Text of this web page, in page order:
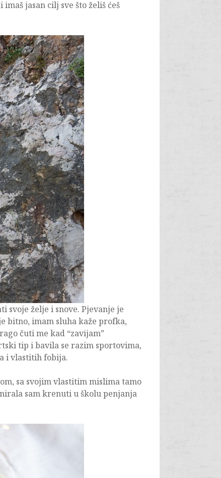
jasan cilj sve što želiš ćeš
želje i snove. Pjevanje je
bitno, imam sluha kaže profka,
čuti me kad “zavijam”
tip i bavila se razim sportovima,
i vlastitih fobija.
sa svojim vlastitim mislima tamo
sam krenuti u školu penjanja